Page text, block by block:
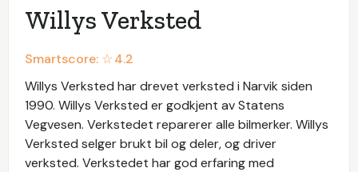
Willys Verksted
Smartscore: ☆4.2
Willys Verksted har drevet verksted i Narvik siden
1990. Willys Verksted er godkjent av Statens
Vegvesen. Verkstedet reparerer alle bilmerker. Willys
Verksted selger brukt bil og deler, og driver
verksted. Verkstedet har god erfaring med